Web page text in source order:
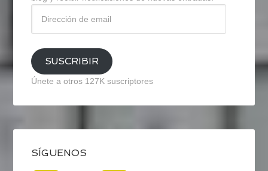
email
SUSCRIBIR
Únete a otros 127K suscriptores
SÍGUENOS